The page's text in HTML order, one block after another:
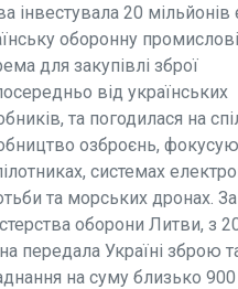
інвестувала 20 мільйонів
оборонну
для закупівлі зброї
від українських
та погодилася на
озброєнь,
системах
та морських дронах.
оборони Литви, з
передала Україні зброю
на суму близько 900